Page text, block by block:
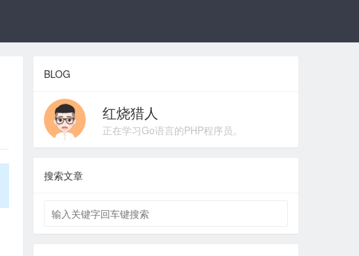
BLOG
红烧猎人
正在学习Go语言的PHP程序员。
搜索文章